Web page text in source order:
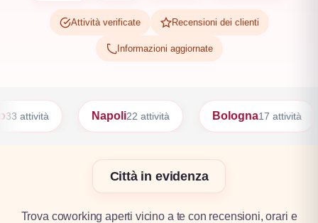
Attività verificate Recensioni dei clienti
Informazioni aggiornate
22 attività Bologna17 attività Firenze17
Città in evidenza
Trova coworking aperti vicino a te con recensioni, orari e